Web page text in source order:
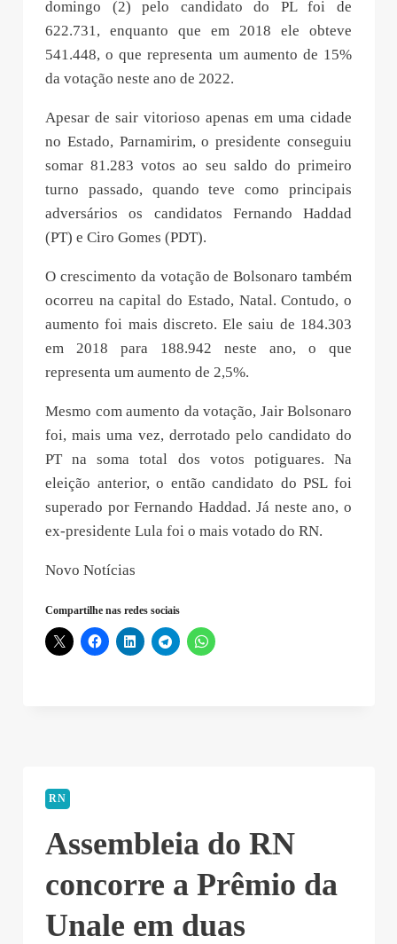
domingo (2) pelo candidato do PL foi de
622.731, enquanto que em 2018 ele obteve
541.448, o que representa um aumento de 15%
da votação neste ano de 2022.
Apesar de sair vitorioso apenas em uma cidade
no Estado, Parnamirim, o presidente conseguiu
somar 81.283 votos ao seu saldo do primeiro
turno passado, quando teve como principais
adversários os candidatos Fernando Haddad
(PT) e Ciro Gomes (PDT).
O crescimento da votação de Bolsonaro também
ocorreu na capital do Estado, Natal. Contudo, o
aumento foi mais discreto. Ele saiu de 184.303
em 2018 para 188.942 neste ano, o que
representa um aumento de 2,5%.
Mesmo com aumento da votação, Jair Bolsonaro
foi, mais uma vez, derrotado pelo candidato do
PT na soma total dos votos potiguares. Na
eleição anterior, o então candidato do PSL foi
superado por Fernando Haddad. Já neste ano, o
ex-presidente Lula foi o mais votado do RN.
Novo Notícias
Compartilhe nas redes sociais
RN
Assembleia do RN
concorre a Prêmio da
Unale em duas